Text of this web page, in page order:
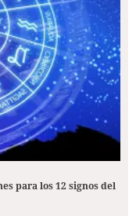
para los 12 signos del